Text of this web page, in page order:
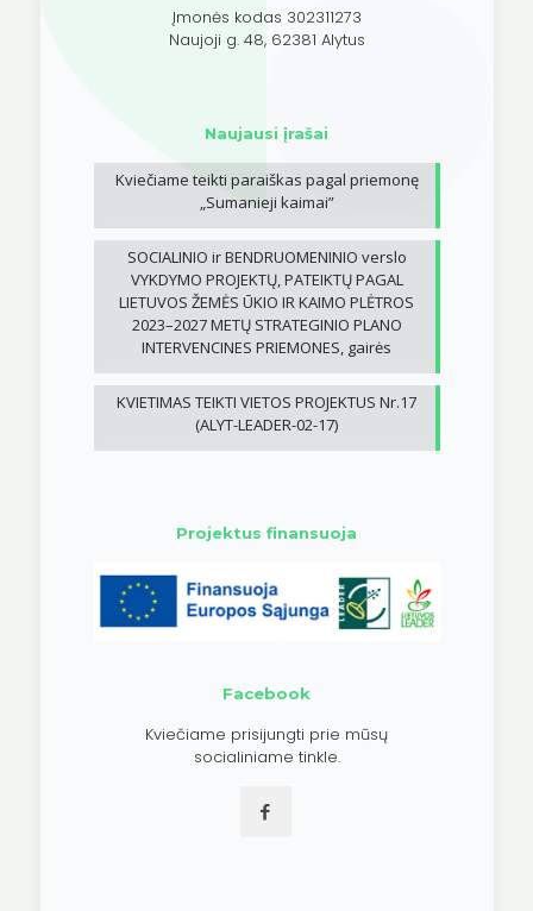
Įmonės kodas 302311273
Naujoji g. 48, 62381 Alytus
Naujausi įrašai
Kviečiame teikti paraiškas pagal priemonę
„Sumanieji kaimai”
SOCIALINIO ir BENDRUOMENINIO verslo
VYKDYMO PROJEKTŲ, PATEIKTŲ PAGAL
LIETUVOS ŽEMĖS ŪKIO IR KAIMO PLĖTROS
2023–2027 METŲ STRATEGINIO PLANO
INTERVENCINES PRIEMONES, gairės
KVIETIMAS TEIKTI VIETOS PROJEKTUS Nr.17
(ALYT-LEADER-02-17)
Projektus finansuoja
Facebook
Kviečiame prisijungti prie mūsų
socialiniame tinkle.